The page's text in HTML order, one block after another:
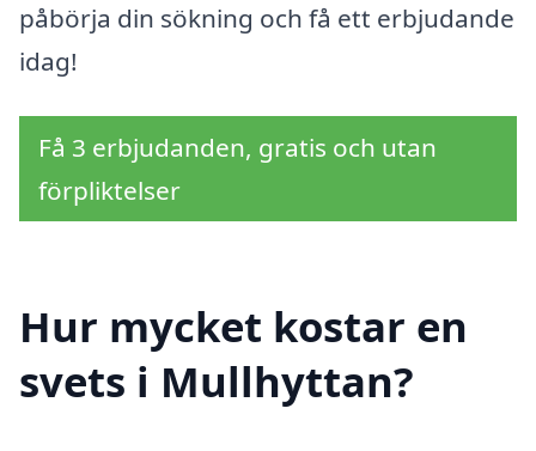
påbörja din sökning och få ett erbjudande
idag!
Få 3 erbjudanden, gratis och utan
förpliktelser
Hur mycket kostar en
svets i Mullhyttan?